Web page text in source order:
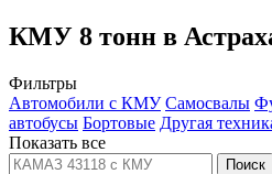
КМУ 8 тонн в
Фильтры
Автомобили с КМУ Самосвалы
автобусы Бортовые Другая
Показать все
Поиск